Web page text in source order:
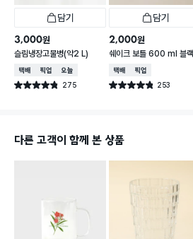
담기
3,000원
슬림냉장고물병(약2 L)
택배배송매장픽업오늘배송
별점 4.8점 275
건 작성
담기
2,000원
쉐이크 보틀 600 ml 블랙
택배배송매장픽업
별점 4.8점 253
건 작성
다른 고객이 함께 본 상품